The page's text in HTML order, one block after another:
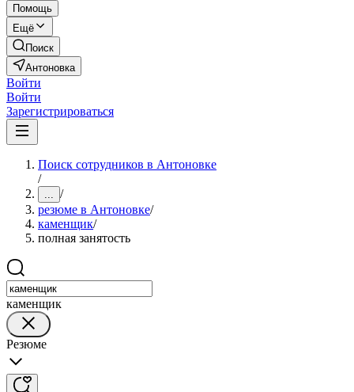
Помощь
Ещё
Поиск
Антоновка
Войти
Войти
Зарегистрироваться
Поиск сотрудников в Антоновке
/
... /
резюме в Антоновке/
каменщик/
полная занятость
каменщик
Резюме